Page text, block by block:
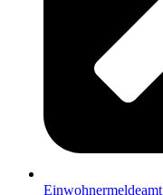
Einwohnermeldeamt